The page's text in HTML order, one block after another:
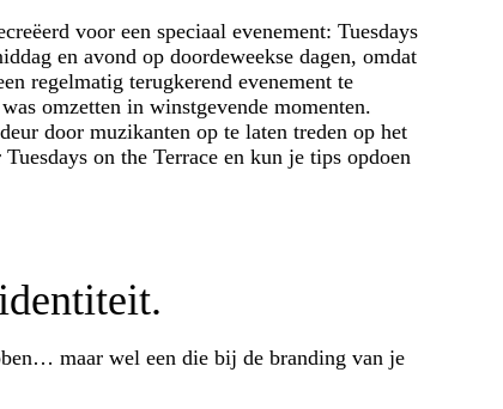
voor een speciaal evenement: Tuesdays
en avond op doordeweekse dagen, omdat
regelmatig terugkerend evenement te
omzetten in winstgevende momenten.
door muzikanten op te laten treden op het
on the Terrace en kun je tips opdoen
maar wel een die bij de branding van je